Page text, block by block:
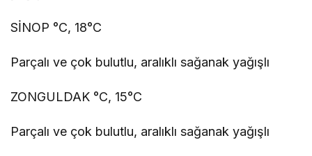
SİNOP °C, 18°C
Parçalı ve çok bulutlu, aralıklı sağanak yağışlı
ZONGULDAK °C, 15°C
Parçalı ve çok bulutlu, aralıklı sağanak yağışlı